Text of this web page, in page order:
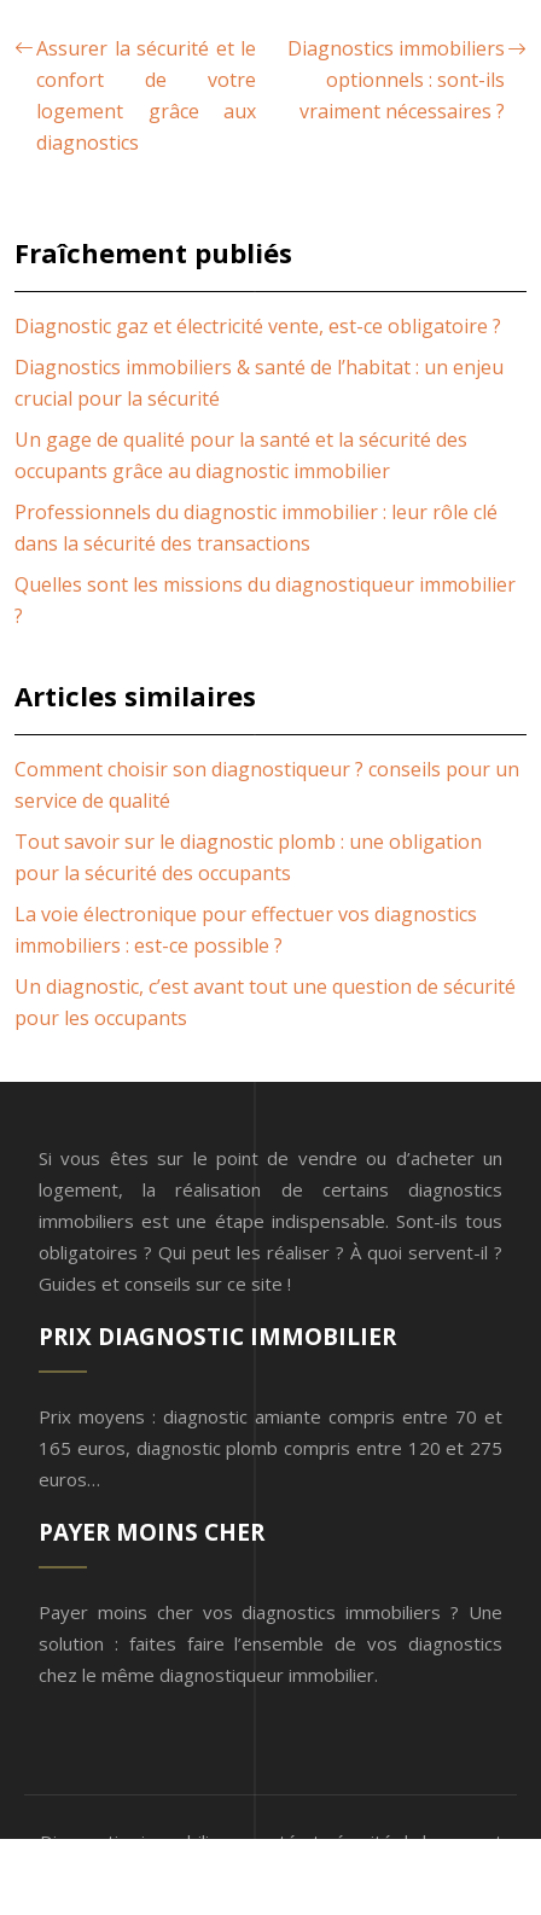
Assurer la sécurité et le
confort de votre
logement grâce aux
diagnostics
Diagnostics immobiliers
optionnels : sont-ils
vraiment nécessaires ?
Fraîchement publiés
Diagnostic gaz et électricité vente, est-ce obligatoire ?
Diagnostics immobiliers & santé de l’habitat : un enjeu
crucial pour la sécurité
Un gage de qualité pour la santé et la sécurité des
occupants grâce au diagnostic immobilier
Professionnels du diagnostic immobilier : leur rôle clé
dans la sécurité des transactions
Quelles sont les missions du diagnostiqueur immobilier
?
Articles similaires
Comment choisir son diagnostiqueur ? conseils pour un
service de qualité
Tout savoir sur le diagnostic plomb : une obligation
pour la sécurité des occupants
La voie électronique pour effectuer vos diagnostics
immobiliers : est-ce possible ?
Un diagnostic, c’est avant tout une question de sécurité
pour les occupants
Si vous êtes sur le point de vendre ou d’acheter un
logement, la réalisation de certains diagnostics
immobiliers est une étape indispensable. Sont-ils tous
obligatoires ? Qui peut les réaliser ? À quoi servent-il ?
Guides et conseils sur ce site !
PRIX DIAGNOSTIC IMMOBILIER
Prix moyens : diagnostic amiante compris entre 70 et
165 euros, diagnostic plomb compris entre 120 et 275
euros…
PAYER MOINS CHER
Payer moins cher vos diagnostics immobiliers ? Une
solution : faites faire l’ensemble de vos diagnostics
chez le même diagnostiqueur immobilier.
Diagnostics immobiliers : santé et sécurité du logement